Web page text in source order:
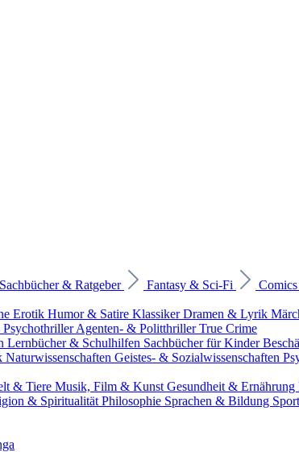
Sachbücher & Ratgeber Fantasy & Sci-Fi
Erotik Humor & Satire KlassikerDramen & Lyrik
PsychothrillerAgenten- & PolitthrillerTrue Crime
Lernbücher & Schulhilfen Sachbücher für Kinder
Naturwissenschaften Geistes- & Sozialwissenschaften
& Tiere Musik, Film & Kunst Gesundheit & Ernährung
& Spiritualität Philosophie Sprachen & Bildung Sport